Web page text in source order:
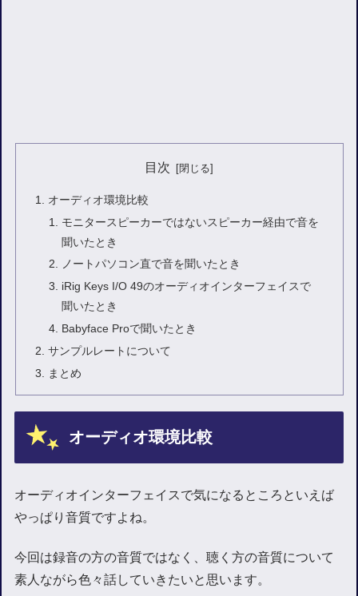
目次
オーディオ環境比較
モニタースピーカーではないスピーカー経由で音を
聞いたとき
ノートパソコン直で音を聞いたとき
iRig Keys I/O 49のオーディオインターフェイスで
聞いたとき
Babyface Proで聞いたとき
サンプルレートについて
まとめ
オーディオ環境比較
オーディオインターフェイスで気になるところといえば
やっぱり音質ですよね。
今回は録音の方の音質ではなく、聴く方の音質について
素人ながら色々話していきたいと思います。